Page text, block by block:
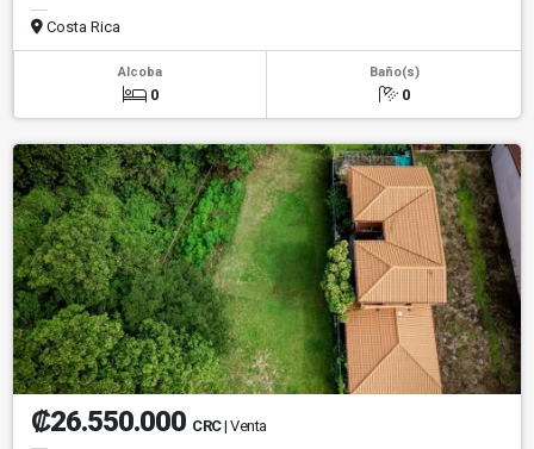
Costa Rica
Alcoba
0
Baño(s)
0
₡26.550.000 CRC| Venta